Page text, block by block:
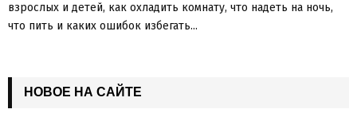
взрослых и детей, как охладить комнату, что надеть на ночь,
что пить и каких ошибок избегать...
НОВОЕ НА САЙТЕ